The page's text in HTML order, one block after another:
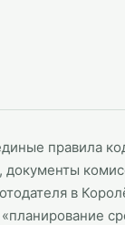
правила
документы
в